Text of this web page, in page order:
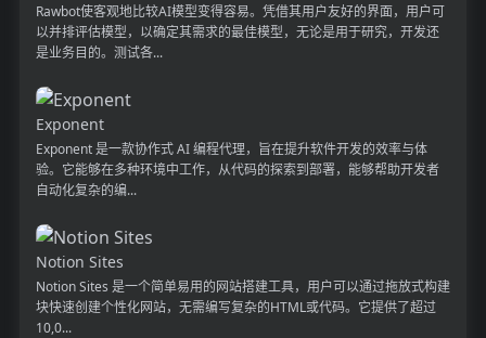
Rawbot使客观地比较AI模型变得容易。凭借其用户友好的界面，用户可
以并排评估模型，以确定其需求的最佳模型，无论是用于研究，开发还
是业务目的。测试各...
Exponent
Exponent 是一款协作式 AI 编程代理，旨在提升软件开发的效率与体
验。它能够在多种环境中工作，从代码的探索到部署，能够帮助开发者
自动化复杂的编...
Notion Sites
Notion Sites 是一个简单易用的网站搭建工具，用户可以通过拖放式构建
块快速创建个性化网站，无需编写复杂的HTML或代码。它提供了超过
10,0...